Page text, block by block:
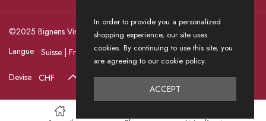
©2025 Bignens Vins / Powered by HICASS
Langue
Devise
In order to provide you a personalized
shopping experience, our site uses
cookies. By continuing to use this site, you
are agreeing to our cookie policy.
ACCEPT